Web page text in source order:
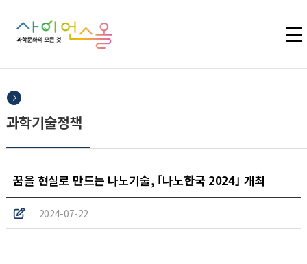
과학기술정책
꿈을 현실로 만드는 나노기술, ｢나노한국 2024｣ 개최
2024-07-22